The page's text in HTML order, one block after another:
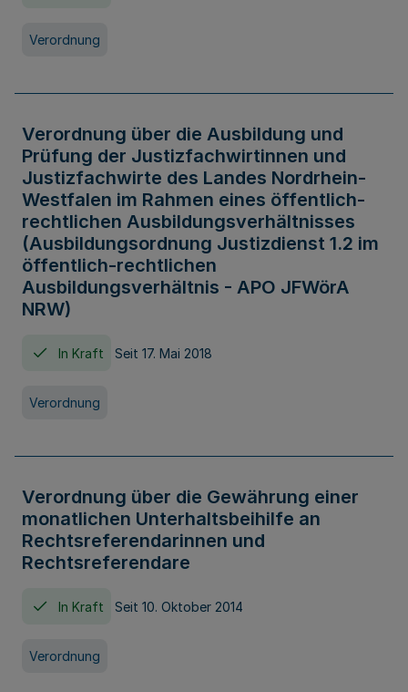
Verordnung
Verordnung über die Ausbildung und
Prüfung der Justizfachwirtinnen und
Justizfachwirte des Landes Nordrhein-
Westfalen im Rahmen eines öffentlich-
rechtlichen Ausbildungsverhältnisses
(Ausbildungsordnung Justizdienst 1.2 im
öffentlich-rechtlichen
Ausbildungsverhältnis - APO JFWörA
NRW)
In Kraft Seit 17. Mai 2018
Verordnung
Verordnung über die Gewährung einer
monatlichen Unterhaltsbeihilfe an
Rechtsreferendarinnen und
Rechtsreferendare
In Kraft Seit 10. Oktober 2014
Verordnung